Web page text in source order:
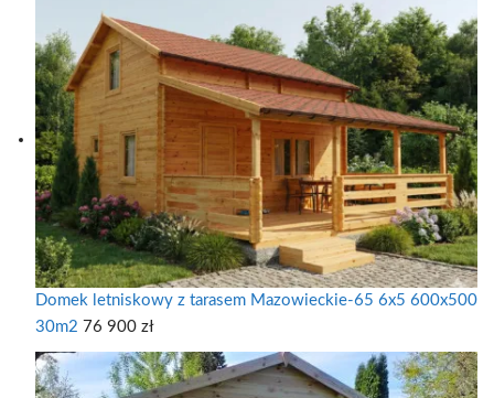
Domek letniskowy z tarasem Mazowieckie-65 6x5 600x500
30m2 76 900 zł